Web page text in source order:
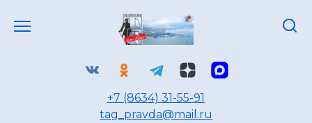
+7 (8634) 31-55-91
tag_pravda@mail.ru